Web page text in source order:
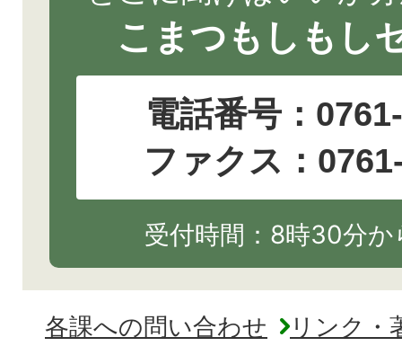
こまつもしもし
電話番号：
ファクス：
受付時間：8時30分
各課への問い合わせ
リンク・